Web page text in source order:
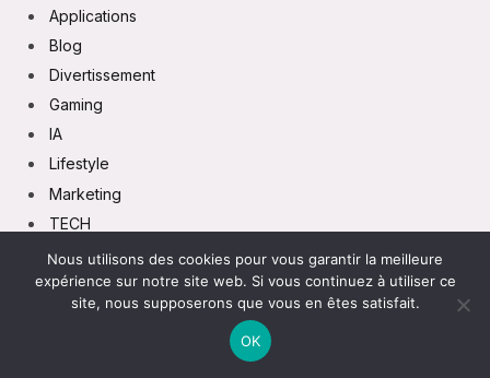
Applications
Blog
Divertissement
Gaming
IA
Lifestyle
Marketing
TECH
Tutoriels
Vie Pratique
Nous utilisons des cookies pour vous garantir la meilleure
expérience sur notre site web. Si vous continuez à utiliser ce
site, nous supposerons que vous en êtes satisfait.
OK